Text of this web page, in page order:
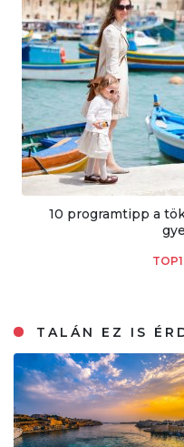
10 programtipp a
TALÁN EZ IS